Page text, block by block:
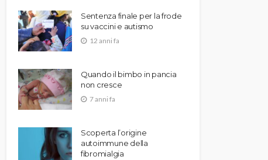
Sentenza finale per la frode
su vaccini e autismo
12 anni fa
Quando il bimbo in pancia
non cresce
7 anni fa
Scoperta l’origine
autoimmune della
fibromialgia